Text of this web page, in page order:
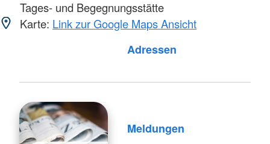
Tages- und Begegnungsstätte
Karte: Link zur Google Maps Ansicht
Adressen
Meldungen